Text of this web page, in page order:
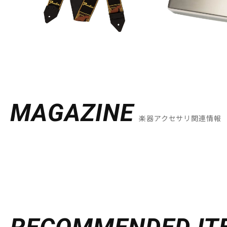
MAGAZINE 楽器アクセサリ関連情報